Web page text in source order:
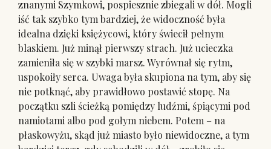
znanymi Szymkowi, pospiesznie zbiegali w dół. Mogli
iść tak szybko tym bardziej, że widoczność była
idealna dzięki księżycowi, który świecił pełnym
blaskiem. Już minął pierwszy strach. Już ucieczka
zamieniła się w szybki marsz. Wyrównał się rytm,
uspokoiły serca. Uwaga była skupiona na tym, aby się
nie potknąć, aby prawidłowo postawić stopę. Na
początku szli ścieżką pomiędzy ludźmi, śpiącymi pod
namiotami albo pod gołym niebem. Potem – na
płaskowyżu, skąd już miasto było niewidoczne, a tym